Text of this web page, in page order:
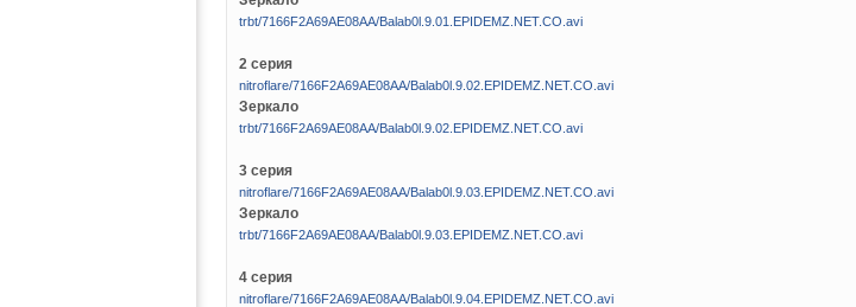
trbt/7166F2A69AE08AA/Balab0l.9.01.EPIDEMZ.NET.CO.avi
2 серия
nitroflare/7166F2A69AE08AA/Balab0l.9.02.EPIDEMZ.NET.CO.avi
Зеркало
trbt/7166F2A69AE08AA/Balab0l.9.02.EPIDEMZ.NET.CO.avi
3 серия
nitroflare/7166F2A69AE08AA/Balab0l.9.03.EPIDEMZ.NET.CO.avi
Зеркало
trbt/7166F2A69AE08AA/Balab0l.9.03.EPIDEMZ.NET.CO.avi
4 серия
nitroflare/7166F2A69AE08AA/Balab0l.9.04.EPIDEMZ.NET.CO.avi